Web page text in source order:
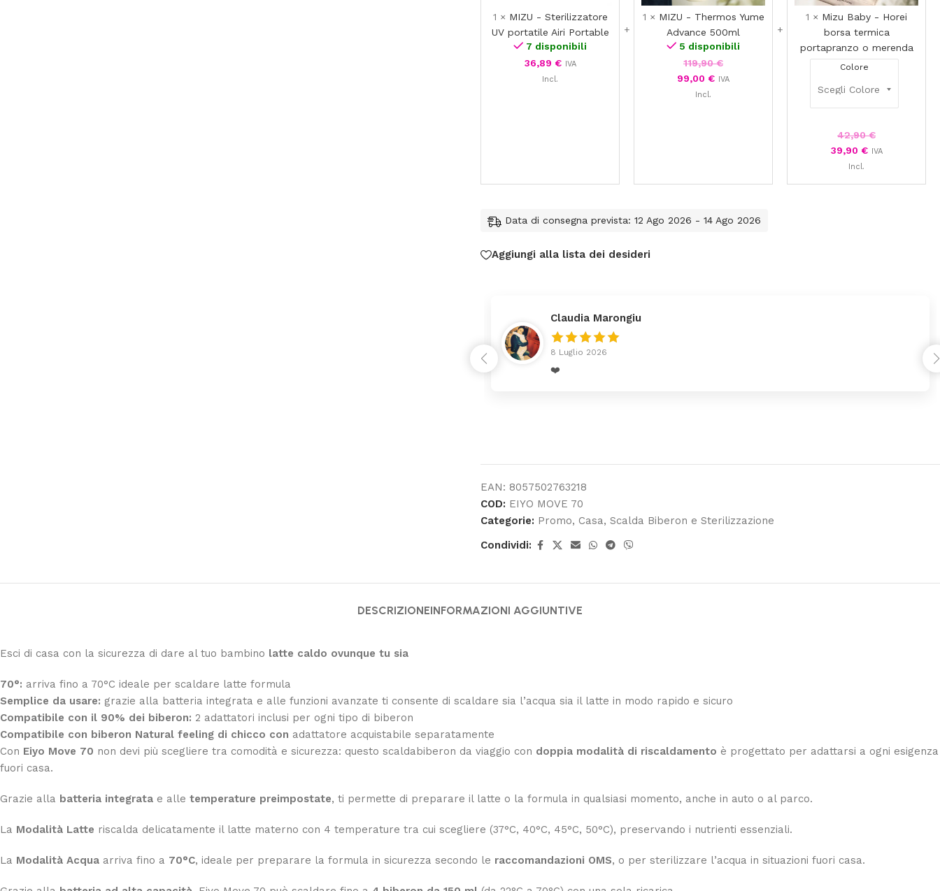
1 × MIZU - Sterilizzatore
UV portatile Airi Portable
7 disponibili
36,89 €
IVA
Incl.
1 × MIZU - Thermos Yume
Advance 500ml
5 disponibili
119,90€
99,00 €
IVA
Incl.
merenda
1 × Mizu Baby - Horei
borsa termica
portapranzo o merenda
Colore
42,90€
39,90 €
IVA
Incl.
Data di consegna prevista: 12 Ago 2026 - 14 Ago 2026
Aggiungi alla lista dei desideri
Claudia Marongiu
8 Luglio 2026
❤️
EAN: 8057502763218
COD: EIYO MOVE 70
Categorie: Promo, Casa, Scalda Biberon e Sterilizzazione
Condividi:
DESCRIZIONEINFORMAZIONI AGGIUNTIVE
Esci di casa con la sicurezza di dare al tuo bambino latte caldo ovunque tu sia
70°: arriva fino a 70°C ideale per scaldare latte formula
Semplice da usare: grazie alla batteria integrata e alle funzioni avanzate ti consente di scaldare sia l’acqua sia il latte in modo rapido e sicuro
Compatibile con il 90% dei biberon: 2 adattatori inclusi per ogni tipo di biberon
Compatibile con biberon Natural feeling di chicco con adattatore acquistabile separatamente
Con Eiyo Move 70 non devi più scegliere tra comodità e sicurezza: questo scaldabiberon da viaggio con doppia modalità di riscaldamento è progettato per adattarsi a ogni esigenza
fuori casa.
Grazie alla batteria integrata e alle temperature preimpostate, ti permette di preparare il latte o la formula in qualsiasi momento, anche in auto o al parco.
La Modalità Latte riscalda delicatamente il latte materno con 4 temperature tra cui scegliere (37°C, 40°C, 45°C, 50°C), preservando i nutrienti essenziali.
La Modalità Acqua arriva fino a 70°C, ideale per preparare la formula in sicurezza secondo le raccomandazioni OMS, o per sterilizzare l’acqua in situazioni fuori casa.